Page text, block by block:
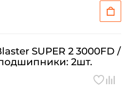
SUPER 2 3000FD /
подшипники: 2шт.